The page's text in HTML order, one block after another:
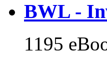
BWL -
1195